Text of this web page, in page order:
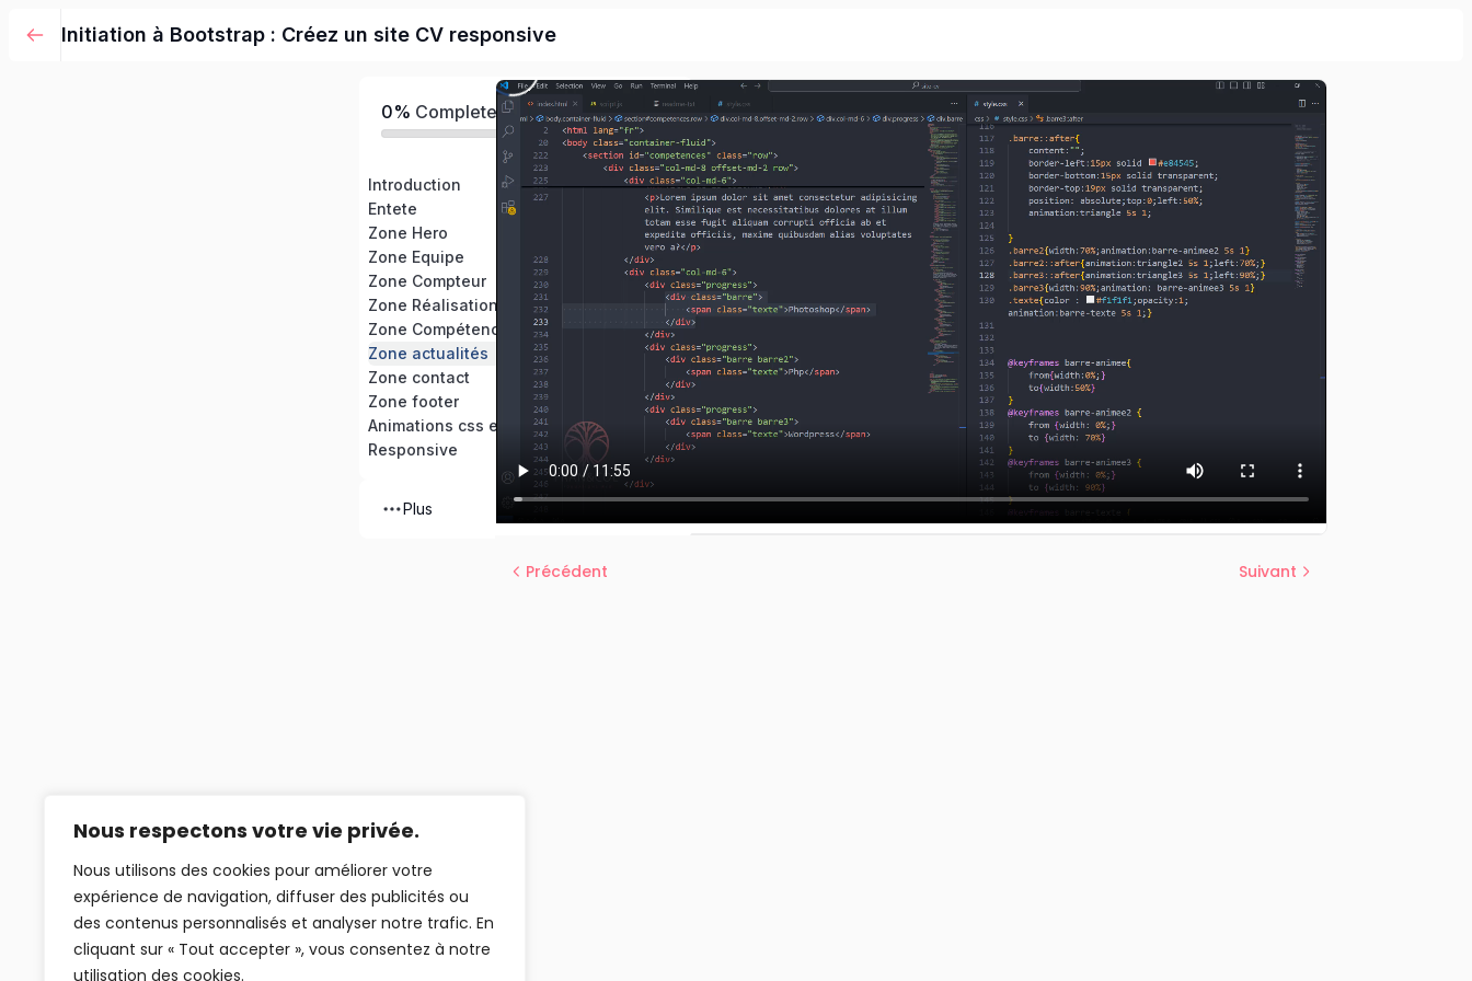
Nous respectons votre vie privée.
Nous utilisons des cookies pour améliorer votre
expérience de navigation, diffuser des publicités ou
des contenus personnalisés et analyser notre trafic. En
cliquant sur « Tout accepter », vous consentez à notre
utilisation des cookies.
Initiation à Bootstrap : Créez un site CV responsive
0% Completed
Introduction
Entete
Zone Hero
Zone Equipe
Zone Compteur
Zone Réalisations
Zone Compétences
Zone actualités
Zone contact
Zone footer
Animations css et js
Responsive
Plus
Précédent Suivant